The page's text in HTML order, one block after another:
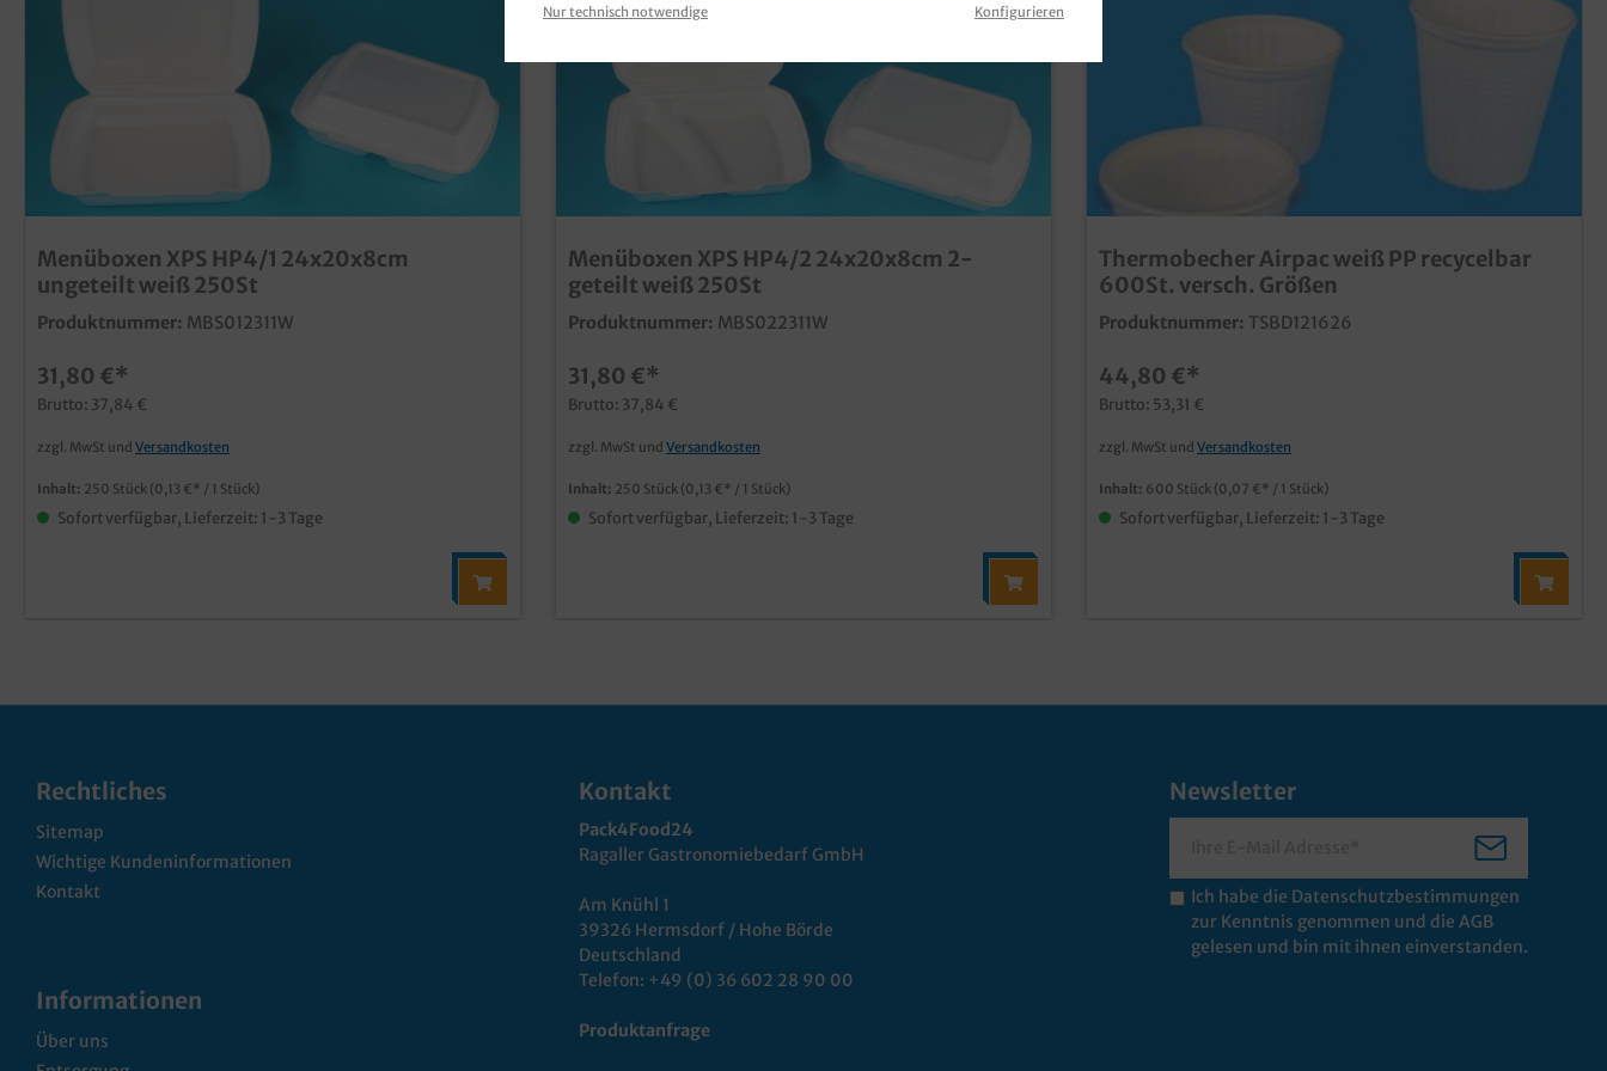
Menüboxen XPS HP4/1 24x20x8cm
ungeteilt weiß 250St
Produktnummer: MBS012311W
31,80 €*
Brutto: 37,84 €
zzgl. MwSt und Versandkosten
Inhalt: 250 Stück (0,13 €* / 1 Stück)
Sofort verfügbar, Lieferzeit: 1-3 Tage
Menüboxen XPS HP4/2 24x20x8cm 2-
geteilt weiß 250St
Produktnummer: MBS022311W
31,80 €*
Brutto: 37,84 €
zzgl. MwSt und Versandkosten
Inhalt: 250 Stück (0,13 €* / 1 Stück)
Sofort verfügbar, Lieferzeit: 1-3 Tage
Thermobecher Airpac weiß PP recycelbar
600St. versch. Größen
Produktnummer: TSBD121626
44,80 €*
Brutto: 53,31 €
zzgl. MwSt und Versandkosten
Inhalt: 600 Stück (0,07 €* / 1 Stück)
Sofort verfügbar, Lieferzeit: 1-3 Tage
Rechtliches
Sitemap
Wichtige Kundeninformationen
Kontakt
Informationen
Über uns
Kontakt
Pack4Food24
Ragaller Gastronomiebedarf GmbH
Am Knühl 1
39326 Hermsdorf / Hohe Börde
Deutschland
Telefon: +49 (0) 36 602 28 90 00
Produktanfrage
Newsletter
Ich habe die Datenschutzbestimmungen
zur Kenntnis genommen und die AGB
gelesen und bin mit ihnen einverstanden.
Nur technisch notwendige Konfigurieren